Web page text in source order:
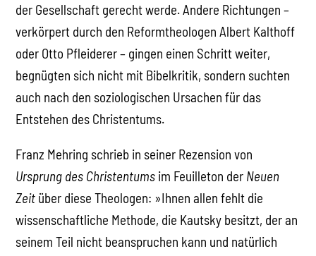
der Gesellschaft gerecht werde. Andere Richtungen –
verkörpert durch den Reformtheologen Albert Kalthoff
oder Otto Pfleiderer – gingen einen Schritt weiter,
begnügten sich nicht mit Bibelkritik, sondern suchten
auch nach den soziologischen Ursachen für das
Entstehen des Christentums.
Franz Mehring schrieb in seiner Rezension von
Ursprung des Christentums im Feuilleton der Neuen
Zeit über diese Theologen: »Ihnen allen fehlt die
wissenschaftliche Methode, die Kautsky besitzt, der an
seinem Teil nicht beanspruchen kann und natürlich